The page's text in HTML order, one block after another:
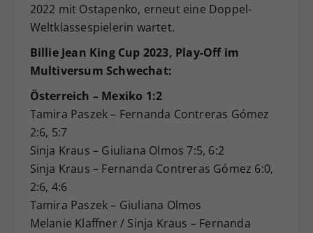
2022 mit Ostapenko, erneut eine Doppel-
Weltklassespielerin wartet.
Billie Jean King Cup 2023, Play-Off im
Multiversum Schwechat:
Österreich – Mexiko 1:2
Tamira Paszek – Fernanda Contreras Gómez
2:6, 5:7
Sinja Kraus – Giuliana Olmos 7:5, 6:2
Sinja Kraus – Fernanda Contreras Gómez 6:0,
2:6, 4:6
Tamira Paszek – Giuliana Olmos
Melanie Klaffner / Sinja Kraus – Fernanda